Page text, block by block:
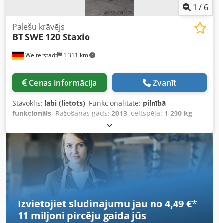
1 / 6
Weiterstadt 1 311 km
Palešu krāvējs
BTSWE 120 Staxio
Cenas informācija Zvanīt
Stāvoklis: labi (lietots), Funkcionalitāte: pilnībā
funkcionāls, Ražošanas gads: 2013, celtspēja: 1 200 kg,
3 300 mm, BT SWE 120 Staxio
elektriskais augstcelšanas ratiņš Izgatavošanas gads: 2013
Dedpfewhc D Usx Ab Tewa Nominālā celtspēja: 1200 kg
Maksimālais pacelšanas augstums: 3300 mm Akumulators
Izvietojiet sludinājumu jau no 4,49 €*
11 miljoni pircēju gaida jūs